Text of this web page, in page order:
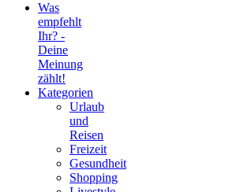
Was
empfehlt
Ihr? -
Deine
Meinung
zählt!
Kategorien
Urlaub
und
Reisen
Freizeit
Gesundheit
Shopping